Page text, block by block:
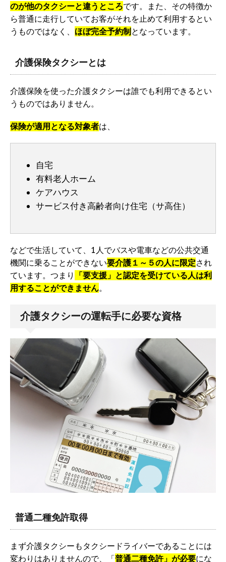
のが他のタクシーと違うところです。また、その特徴か
ら普通に走行していてお客がそれを止めて利用するとい
うものではなく、 ほぼ完全予約制となっています。
介護保険タクシーとは
介護保険を使った介護タクシーは誰でも利用できるとい
うものではありません。
保険が適用となる対象者は、
自宅
有料老人ホーム
ケアハウス
サービス付き高齢者向け住宅（サ高住）
などで生活していて、1人でバスや電車などの公共交通
機関に乗ることができない要介護１～５の人に限定され
ています。つまり
「要支援」と認定を受けている人は利
用することができません。
介護タクシーの運転手に必要な資格
普通二種免許取得
まず介護タクシーもタクシードライバーであることには
変わりはありませんので、「普通二種免許」が必要にな